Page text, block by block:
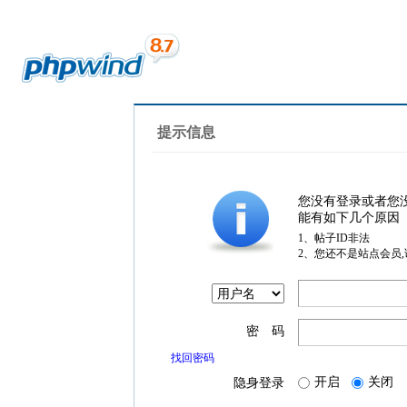
提示信息
您没有登录或者您
能有如下几个原因
1、帖子ID非法
2、您还不是站点会员
密 码
找回密码
隐身登录 开启 关闭